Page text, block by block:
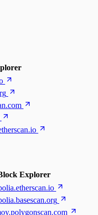
Explorer